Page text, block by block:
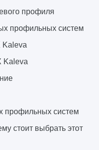
профиля
профильных систем
Kaleva
профильных систем
стоит выбрать этот